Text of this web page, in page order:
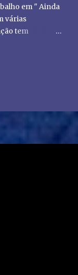
em " Ainda
várias
tem
fora do
no